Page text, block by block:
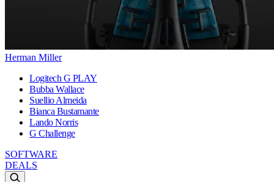
Herman Miller
Logitech G PLAY
Bubba Wallace
Suellio Almeida
Bianca Bustamante
Lando Norris
G Challenge
SOFTWARE
DEALS